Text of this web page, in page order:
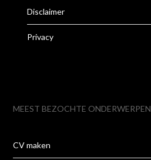
Disclaimer
Privacy
MEEST BEZOCHTE ONDERWERPEN
CV maken